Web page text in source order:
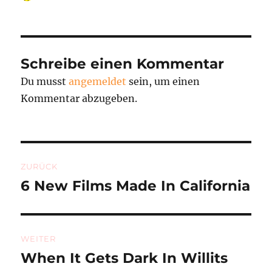
Schreibe einen Kommentar
Du musstangemeldet sein, um einen
Kommentar abzugeben.
ZURÜCK
Vorheriger
6 New Films Made In California
WEITER
Nächster
When It Gets Dark In Willits